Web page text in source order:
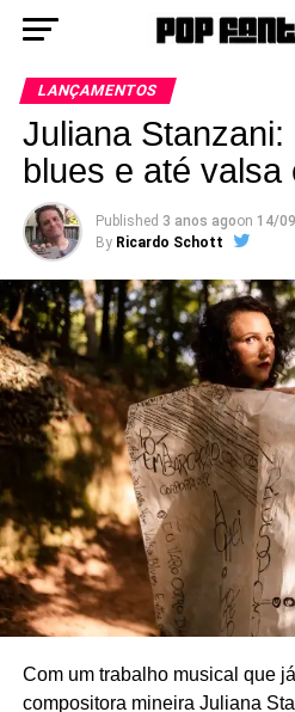
LANÇAMENTOS
Juliana Stanzani:
blues e até valsa
Published 3 anos agoon 14/
By Ricardo Schott
Com um trabalho musical que
compositora mineira Juliana